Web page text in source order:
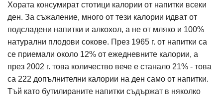
Хората консумират стотици калории от напитки всеки
ден. За съжаление, много от тези калории идват от
подсладени напитки и алкохол, а не от мляко и 100%
натурални плодови сокове. През 1965 г. от напитки са
се приемали около 12% от ежедневните калории, а
през 2002 г. това количество вече е станало 21% - това
са 222 допълнителни калории на ден само от напитки.
Тъй като бутилираните напитки съдържат в няколко